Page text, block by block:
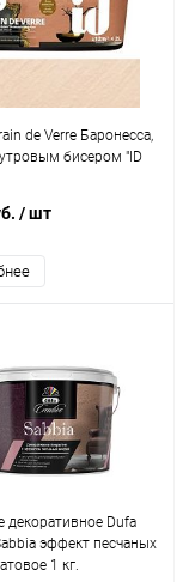
de Verre Баронесса,
бисером "ID
/ шт
декоративное Dufa
эффект песчаных
1 кг.